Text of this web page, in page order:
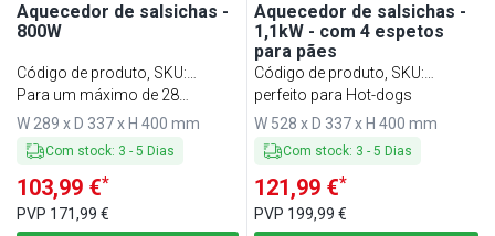
Aquecedor de salsichas -
800W
Código de produto, SKU:
HDMHN
Para um máximo de 28
salsichas
W 289 x D 337 x H 400 mm
Com stock: 3 - 5 Dias
103,99 €*
PVP 171,99 €
Aquecedor de salsichas -
1,1kW - com 4 espetos
para pães
Código de produto, SKU:
HDMH4N
perfeito para Hot-dogs
W 528 x D 337 x H 400 mm
Com stock: 3 -5 Dias
121,99 €*
PVP 199,99 €